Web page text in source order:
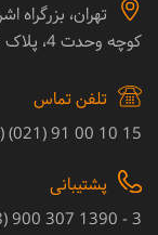
تهران، بزرگراه
کوچه وحدت 4، پلاک 8، واحد 4
تلفن تماس
15 10 00 91 (021) (98+)
پشتیبانی
3 - 1390 307 900 (98+) (4 خط)